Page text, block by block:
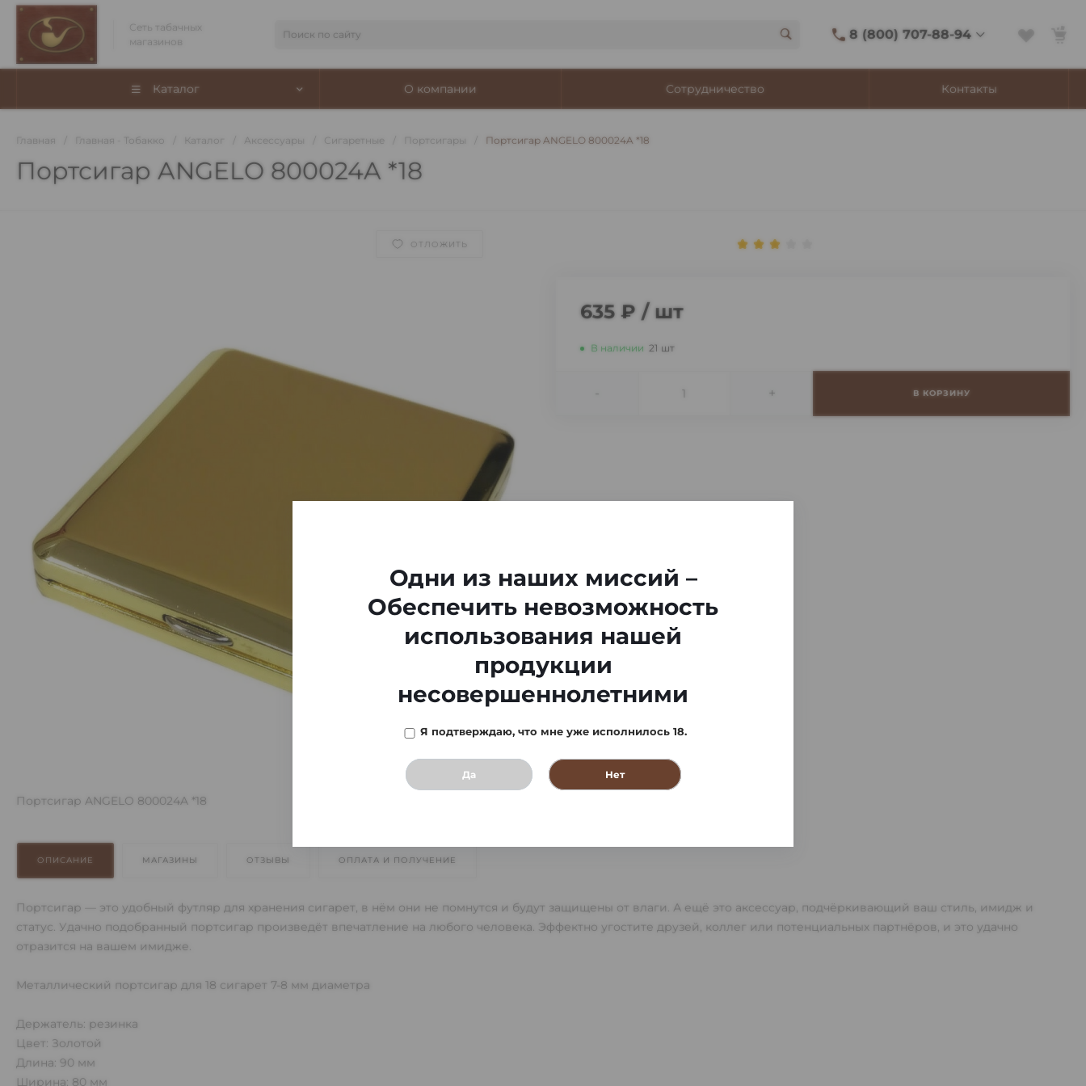
Сеть табачных
магазинов
8 (800) 707-88-94
8 (800) 707-88-94
Адмирала Фокина, 8
Каталог О компании Сотрудничество Контакты
Главная Главная - Тобакко Каталог Аксессуары Сигаретные Портсигары Портсигар ANGELO 800024A *18
Портсигар ANGELO 800024A *18
ОТЛОЖИТЬ
Портсигар ANGELO 800024A *18
635 ₽ / шт
В наличии 21 шт
- + В КОРЗИНУ
ОПИСАНИЕ МАГАЗИНЫ ОТЗЫВЫ ОПЛАТА И ПОЛУЧЕНИЕ
Портсигар — это удобный футляр для хранения сигарет, в нём они не помнутся и будут защищены от влаги. А ещё это аксессуар, подчёркивающий ваш стиль, имидж и
статус. Удачно подобранный портсигар произведёт впечатление на любого человека. Эффектно угостите друзей, коллег или потенциальных партнёров, и это удачно
отразится на вашем имидже.
Металлический портсигар для 18 сигарет 7-8 мм диаметра
Держатель: резинка
Цвет: Золотой
Длина: 90 мм
Ширина: 80 мм
Одни из наших миссий –
Обеспечить невозможность
использования нашей
продукции
несовершеннолетними
Я подтверждаю, что мне уже исполнилось 18.
Да Нет